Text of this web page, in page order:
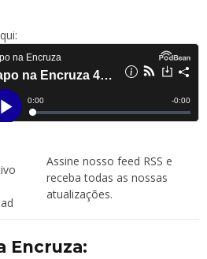
Assine nosso feed RSS e
receba todas as nossas
atualizações.
Encruza: